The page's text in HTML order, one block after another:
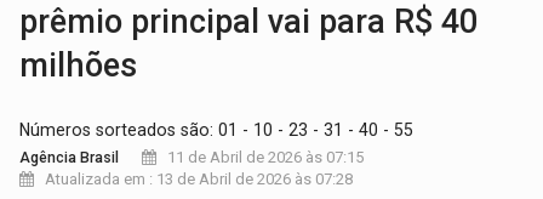
prêmio principal vai para R$ 40
milhões
Números sorteados são: 01 - 10 - 23 - 31 - 40 - 55
Agência Brasil
11 de Abril de 2026 às 07:15
Atualizada em : 13 de Abril de 2026 às 07:28